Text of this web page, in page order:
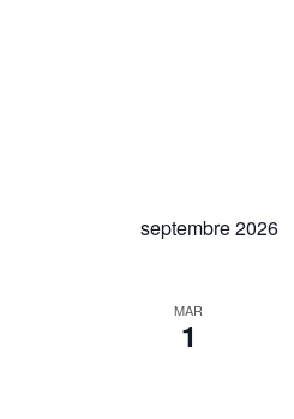
septembre 2026
MAR
1